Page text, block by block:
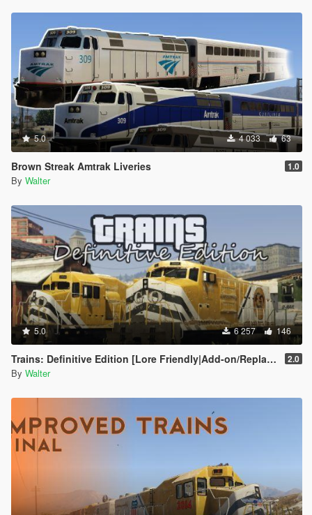
5.0 4 033 63
Brown Streak Amtrak Liveries 1.0
By Walter
5.0 6 257 146
Trains: Definitive Edition [Lore Friendly|Add-on/Replace] 2.0
By Walter